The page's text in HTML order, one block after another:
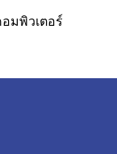
มพิวเตอร์